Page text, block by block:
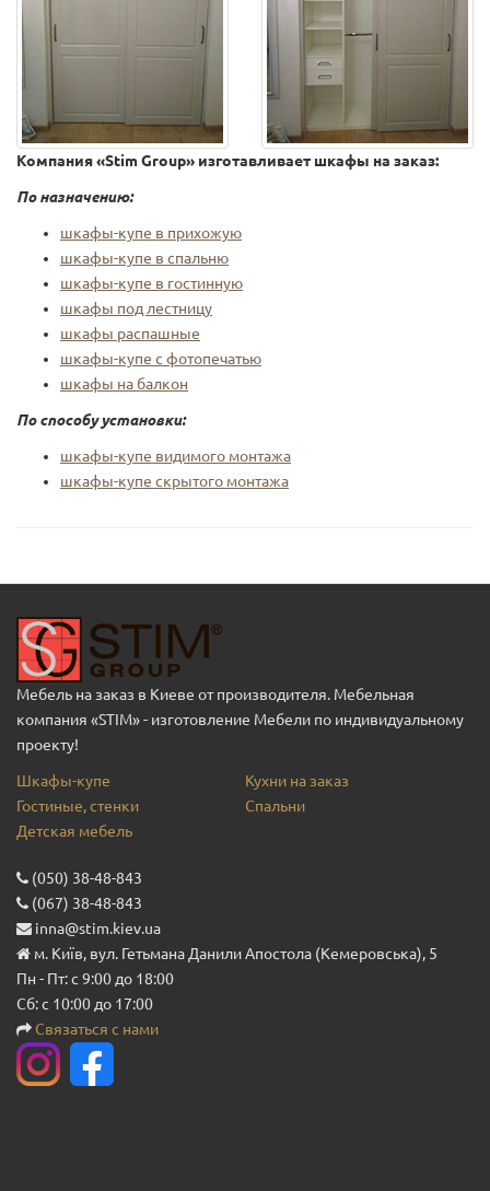
Компания «Stim Group» изготавливает шкафы на заказ:
По назначению:
шкафы-купе в прихожую
шкафы-купе в спальню
шкафы-купе в гостинную
шкафы под лестницу
шкафы распашные
шкафы-купе с фотопечатью
шкафы на балкон
По способу установки:
шкафы-купе видимого монтажа
шкафы-купе скрытого монтажа
Мебель на заказ в Киеве от производителя. Мебельная
компания «STIM» - изготовление Мебели по индивидуальному
проекту!
Шкафы-купе
Кухни на заказ
Гостиные, стенки
Спальни
Детская мебель
(050) 38-48-843
(067) 38-48-843
inna@stim.kiev.ua
м. Київ, вул. Гетьмана Данили Апостола (Кемеровська), 5
Пн - Пт: с 9:00 до 18:00
Сб: с 10:00 до 17:00
Связаться с нами